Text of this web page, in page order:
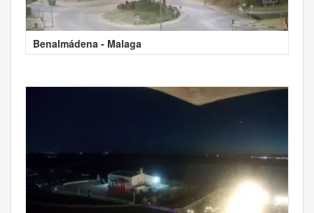
Benalmádena - Malaga